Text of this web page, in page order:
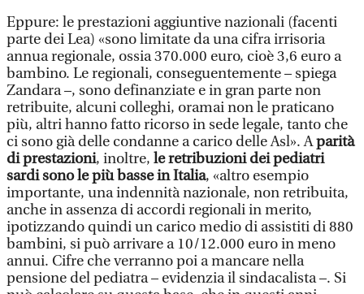
Eppure: le prestazioni aggiuntive nazionali (facenti
parte dei Lea) «sono limitate da una cifra irrisoria
annua regionale, ossia 370.000 euro, cioè 3,6 euro a
bambino. Le regionali, conseguentemente – spiega
Zandara –, sono definanziate e in gran parte non
retribuite, alcuni colleghi, oramai non le praticano
più, altri hanno fatto ricorso in sede legale, tanto che
ci sono già delle condanne a carico delle Asl». Aparità
di prestazioni, inoltre, le retribuzioni dei pediatri
sardi sono le più basse in Italia, «altro esempio
importante, una indennità nazionale, non retribuita,
anche in assenza di accordi regionali in merito,
ipotizzando quindi un carico medio di assistiti di 880
bambini, si può arrivare a 10/12.000 euro in meno
annui. Cifre che verranno poi a mancare nella
pensione del pediatra – evidenzia il sindacalista –. Si